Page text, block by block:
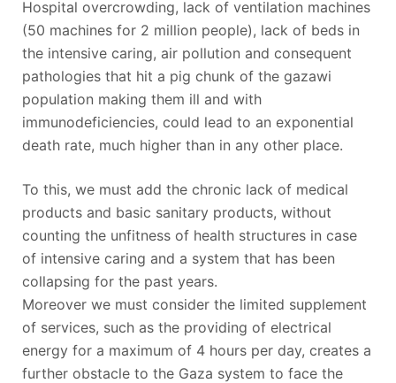
Hospital overcrowding, lack of ventilation machines
(50 machines for 2 million people), lack of beds in
the intensive caring, air pollution and consequent
pathologies that hit a pig chunk of the gazawi
population making them ill and with
immunodeficiencies, could lead to an exponential
death rate, much higher than in any other place.
To this, we must add the chronic lack of medical
products and basic sanitary products, without
counting the unfitness of health structures in case
of intensive caring and a system that has been
collapsing for the past years.
Moreover we must consider the limited supplement
of services, such as the providing of electrical
energy for a maximum of 4 hours per day, creates a
further obstacle to the Gaza system to face the